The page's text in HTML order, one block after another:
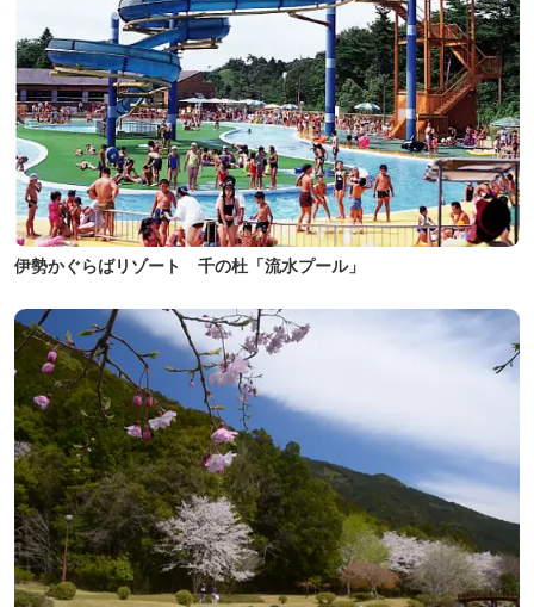
伊勢かぐらばリゾート 千の杜「流水プール」